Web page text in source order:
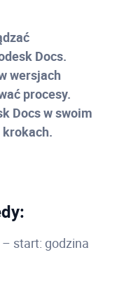
Docs.
wersjach
procesy.
Docs w swoim
krokach.
start: godzina